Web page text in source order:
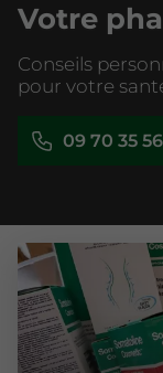
Votre
Conseils
pour votre
09 70 35